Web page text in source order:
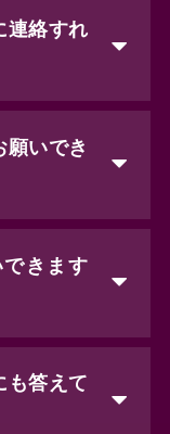
連絡すれ
願いでき
きます
も答えて